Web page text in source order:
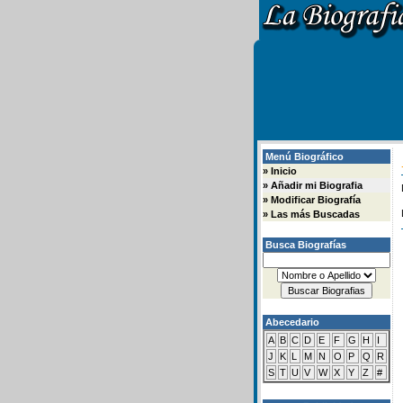
Menú Biográfico
» Inicio
» Añadir mi Biografia
» Modificar Biografía
» Las más Buscadas
Busca Biografías
Abecedario
A B C D E F G H
I
J
K L M N O P Q
R
S T U V W X Y Z #